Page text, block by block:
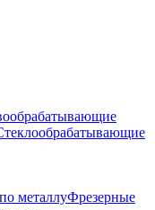
металлуФрезерные